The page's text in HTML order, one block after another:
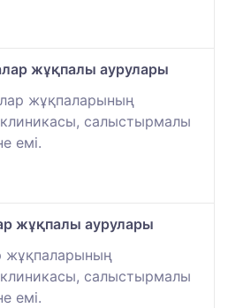
жұқпалы аурулары
жұқпаларының
салыстырмалы
емі.
жұқпалы аурулары
жұқпаларының
салыстырмалы
емі.